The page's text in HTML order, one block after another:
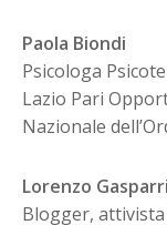
Paola Biondi
Psicologa
Lazio Pari
Nazionale
Lorenzo
Blogger,